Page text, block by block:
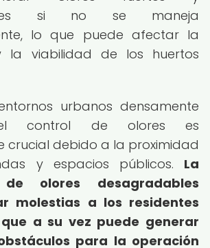
si no se maneja
lo que puede afectar la
la viabilidad de los huertos
urbanos densamente
el control de olores es
crucial debido a la proximidad
y espacios públicos. La
de olores desagradables
molestias a los residentes
a su vez puede generar
para la operación